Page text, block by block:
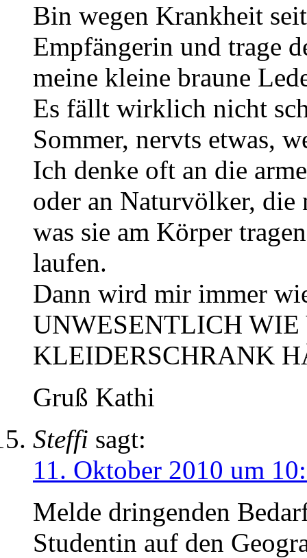
Bin wegen Krankheit
Empfängerin und trage
meine kleine braune
Es fällt wirklich nicht
Sommer, nervts etwas,
Ich denke oft an die
oder an Naturvölker, die
was sie am Körper
laufen.
Dann wird mir immer
UNWESENTLICH
KLEIDERSCHRANK
Gruß Kathi
Steffi sagt:
11. Oktober 2010 um
Melde dringenden
Studentin auf den